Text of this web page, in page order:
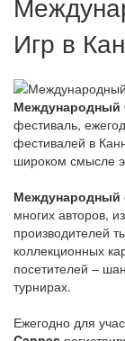
Игр в
Международный
фестиваль,
фестивалей в
широком смысле
Международный
многих авторов,
производителей
коллекционных
посетителей –
турнирах.
Ежегодно для